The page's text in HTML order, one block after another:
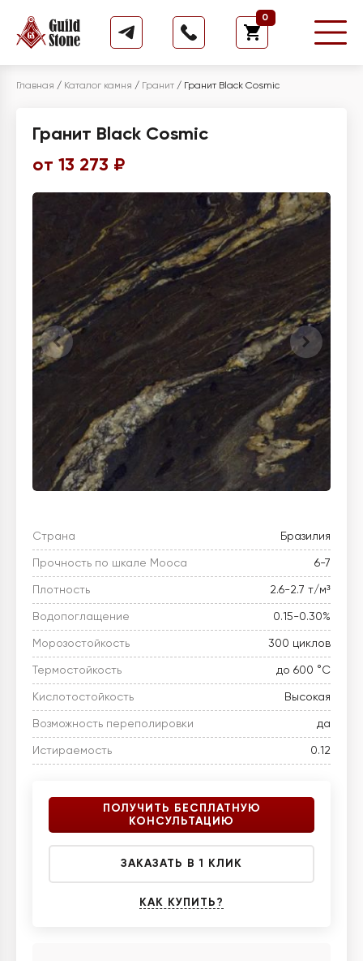
0
Главная / Каталог камня / Гранит / Гранит Black Cosmic
Гранит Black Cosmic
от 13 273 ₽
Страна Бразилия
Прочность по шкале Мооса 6-7
Плотность 2.6-2.7 т/м³
Водопоглащение 0.15-0.30%
Морозостойкость 300 циклов
Термостойкость до 600 °C
Кислотостойкость Высокая
Возможность переполировки да
Истираемость 0.12
ПОЛУЧИТЬ БЕСПЛАТНУЮ
КОНСУЛЬТАЦИЮ
ЗАКАЗАТЬ В 1 КЛИК
КАК КУПИТЬ?